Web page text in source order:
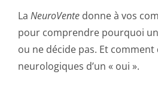
La NeuroVente donne à vos
pour comprendre pourquoi
ou ne décide pas. Et
neurologiques d’un « oui ».